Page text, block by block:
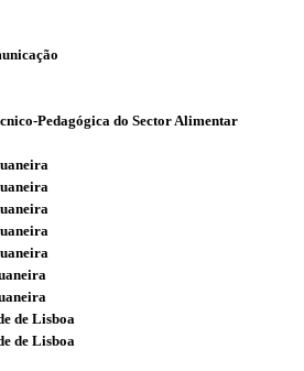
Pedagógica do Sector Alimentar
de Lisboa
de Lisboa